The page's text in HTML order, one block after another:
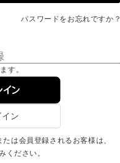
パスワードをお忘れですか？
す。
ン
は会員登録されるお客様は、
ください。